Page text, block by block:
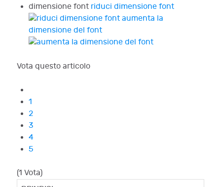
dimensione font riduci dimensione font
aumenta la
dimensione del font
Vota questo articolo
1
2
3
4
5
(1 Vota)